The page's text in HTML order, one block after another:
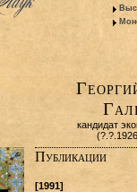
кандидат
Публикации
[1991]